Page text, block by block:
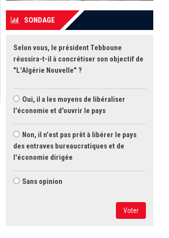
SONDAGE
Selon vous, le président Tebboune
réussira-t-il à concrétiser son objectif de
"L'Algérie Nouvelle" ?
Oui, il a les moyens de libéraliser
l'économie et d'ouvrir le pays
Non, il n'est pas prêt à libérer le pays
des entraves bureaucratiques et de
l'économie dirigée
Sans opinion
Voter